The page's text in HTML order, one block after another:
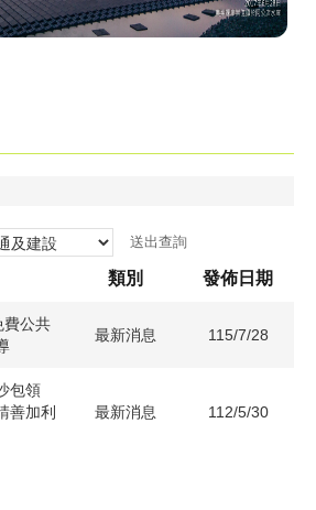
類別 發佈日期
費公共
最新消息 115/7/28
包領
善加利
最新消息 112/5/30